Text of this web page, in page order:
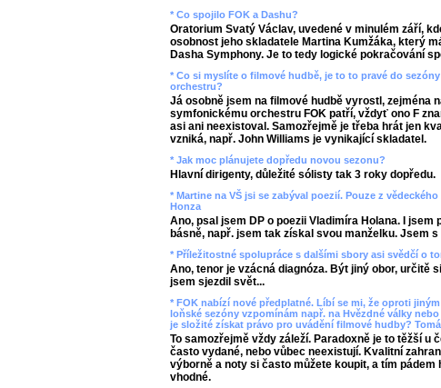
* Co spojilo FOK a Dashu?
Oratorium Svatý Václav, uvedené v minulém září,
osobnost jeho skladatele Martina Kumžáka, který
Dasha Symphony. Je to tedy logické pokračování
* Co si myslíte o filmové hudbě, je to to pravé do
orchestru?
Já osobně jsem na filmové hudbě vyrostl, zejména
symfonickému orchestru FOK patří, vždyť ono F
asi ani neexistoval. Samozřejmě je třeba hrát jen
vzniká, např. John Williams je vynikající skladatel.
* Jak moc plánujete dopředu novou sezonu?
Hlavní dirigenty, důležité sólisty tak 3 roky dopředu.
* Martine na VŠ jsi se zabýval poezií. Pouze z
Honza
Ano, psal jsem DP o poezii Vladimíra Holana. I jsem
básně, např. jsem tak získal svou manželku. Jsem
* Příležitostné spolupráce s dalšími sbory asi svědčí o
Ano, tenor je vzácná diagnóza. Být jiný obor, určitě
jsem sjezdil svět...
* FOK nabízí nové předplatné. Líbí se mi, že oproti
loňské sezóny vzpomínám např. na Hvězdné války
je složité získat právo pro uvádění filmové hudby?
To samozřejmě vždy záleží. Paradoxně je to těžší u
často vydané, nebo vůbec neexistují. Kvalitní
výborně a noty si často můžete koupit, a tím pádem
vhodné.